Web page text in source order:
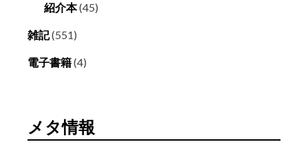
紹介本(45)
雑記(551)
電子書籍(4)
メタ情報